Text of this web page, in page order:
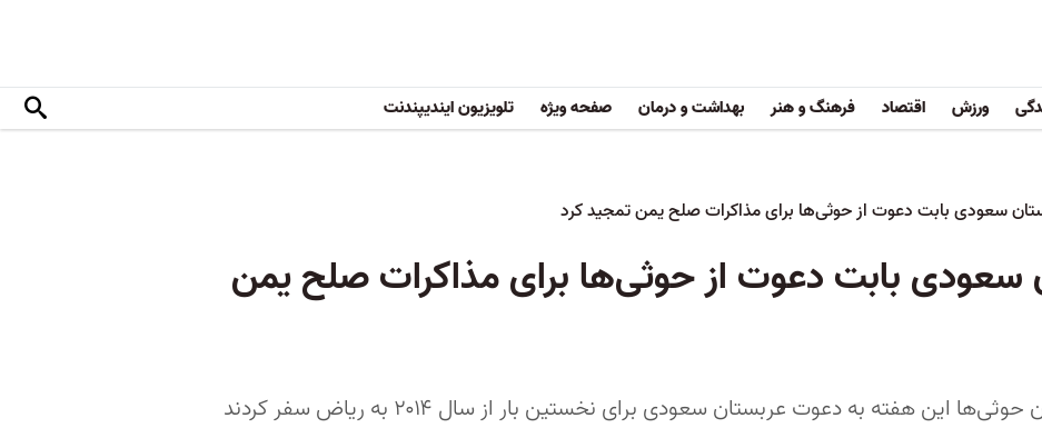
ورزش اقتصاد فرهنگ و هنر بهداشت و درمان صفحه ویژه تلویزیون ایندیپندنت
سعودی بابت دعوت از حوثی‌ها برای مذاکرات صلح یمن تمجید کرد
سعودی بابت دعوت از حوثی‌ها برای مذاکرات صلح یمن
این هفته به دعوت عربستان سعودی برای نخستین بار از سال ۲۰۱۴ به ریاض سفر کردند